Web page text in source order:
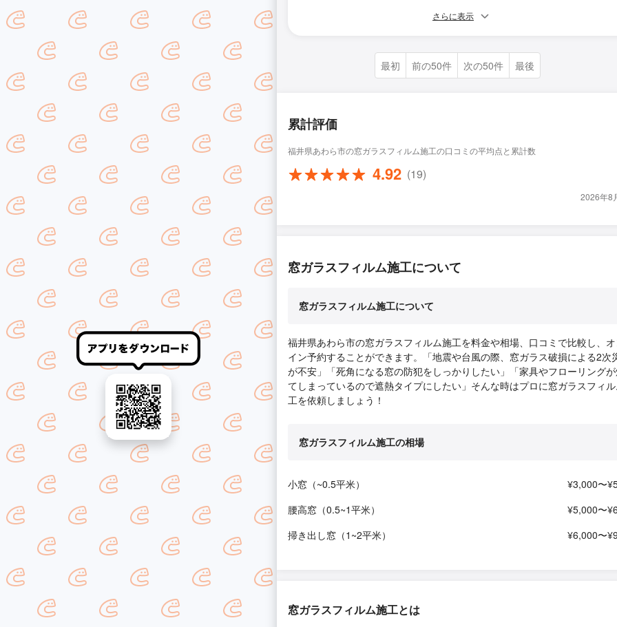
さらに表示
最初 前の50件 次の50件 最後
累計評価
福井県あわら市の窓ガラスフィルム施工の口コミの平均点と累計数
4.92 (19)
2026年8
窓ガラスフィルム施工について
窓ガラスフィルム施工について
福井県あわら市の窓ガラスフィルム施工を料金や相場、口コミで比較し、
イン予約することができます。「地震や台風の際、窓ガラス破損による2次
が不安」「死角になる窓の防犯をしっかりしたい」「家具やフローリング
てしまっているので遮熱タイプにしたい」そんな時はプロに窓ガラスフィ
工を依頼しましょう！
窓ガラスフィルム施工の相場
小窓（~0.5平米）
¥3,000〜
腰高窓（0.5~1平米）
¥5,000〜
掃き出し窓（1~2平米）
¥6,000〜
窓ガラスフィルム施工とは